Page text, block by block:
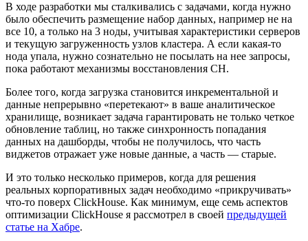
В ходе разработки мы сталкивались с задачами, когда нужно
было обеспечить размещение набор данных, например не на
все 10, а только на 3 ноды, учитывая характеристики серверов
и текущую загруженность узлов кластера. А если какая-то
нода упала, нужно сознательно не посылать на нее запросы,
пока работают механизмы восстановления CH.
Более того, когда загрузка становится инкрементальной и
данные непрерывно «перетекают» в ваше аналитическое
хранилище, возникает задача гарантировать не только четкое
обновление таблиц, но также синхронность попадания
данных на дашборды, чтобы не получилось, что часть
виджетов отражает уже новые данные, а часть — старые.
И это только несколько примеров, когда для решения
реальных корпоративных задач необходимо «прикручивать»
что-то поверх ClickHouse. Как минимум, еще семь аспектов
оптимизации ClickHouse я рассмотрел в своей предыдущей
статье на Хабре.